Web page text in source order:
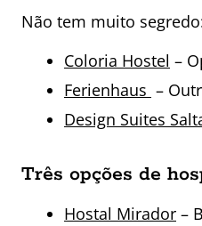
Não tem muito
Coloria Hostel –
Ferienhaus –
Design Suites
Três opções de
Hostal Mirador –